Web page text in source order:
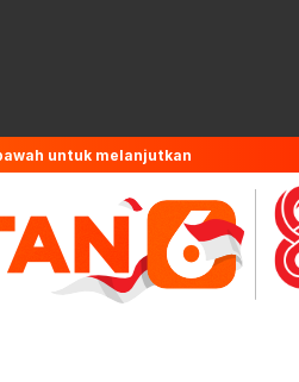
untuk melanjutkan